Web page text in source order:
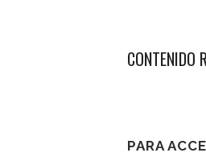
CONTENIDO
PARA